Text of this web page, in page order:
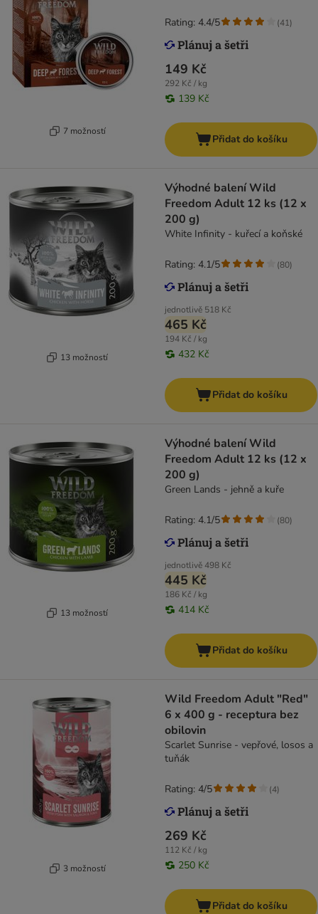
7 možností
149 Kč
292 Kč / kg
139 Kč
Rating: 4.4/5 (41)
Přidat do košíku
13 možností
Výhodné balení Wild
Freedom Adult 12 ks (12 x
200 g)
White Infinity - kuřecí a koňské
jednotlivě 518 Kč
465 Kč
194 Kč / kg
432 Kč
Rating: 4.1/5 (80)
Přidat do košíku
13 možností
Výhodné balení Wild
Freedom Adult 12 ks (12 x
200 g)
Green Lands - jehně a kuře
jednotlivě498 Kč
445 Kč
186 Kč / kg
414 Kč
Rating: 4.1/5 (80)
Přidat do košíku
3 možností
Wild Freedom Adult "Red"
6 x 400 g - receptura bez
obilovin
Scarlet Sunrise - vepřové, losos a
tuňák
269 Kč
112 Kč / kg
250 Kč
Rating: 4/5 (4)
Přidat do košíku